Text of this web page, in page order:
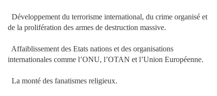
Développement du terrorisme international, du crime organisé et
de la prolifération des armes de destruction massive.
Affaiblissement des Etats nations et des organisations
internationales comme l’ONU, l’OTAN et l’Union Européenne.
La monté des fanatismes religieux.